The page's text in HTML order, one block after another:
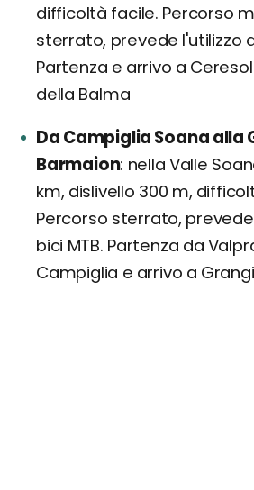
difficoltà facile. Percorso
sterrato, prevede l'utilizzo
Partenza e arrivo a
della Balma
Da Campiglia Soana alla
Barmaion nella Valle
km, dislivello 300 m,
Percorso sterrato,
bici MTB. Partenza da
Campiglia e arrivo a